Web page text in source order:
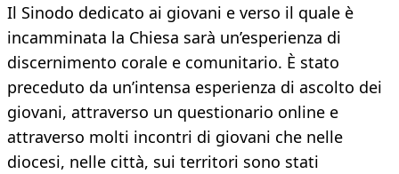
Il Sinodo dedicato ai giovani e verso il quale è
incamminata la Chiesa sarà un’esperienza di
discernimento corale e comunitario. È stato
preceduto da un’intensa esperienza di ascolto dei
giovani, attraverso un questionario online e
attraverso molti incontri di giovani che nelle
diocesi, nelle città, sui territori sono stati